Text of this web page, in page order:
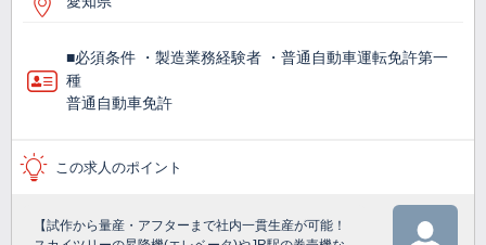
■必須条件 ・製造業務経験者 ・普通自動車運転免許第一
種
普通自動車免許
この求人のポイント
【試作から量産・アフターまで社内一貫生産が可能！